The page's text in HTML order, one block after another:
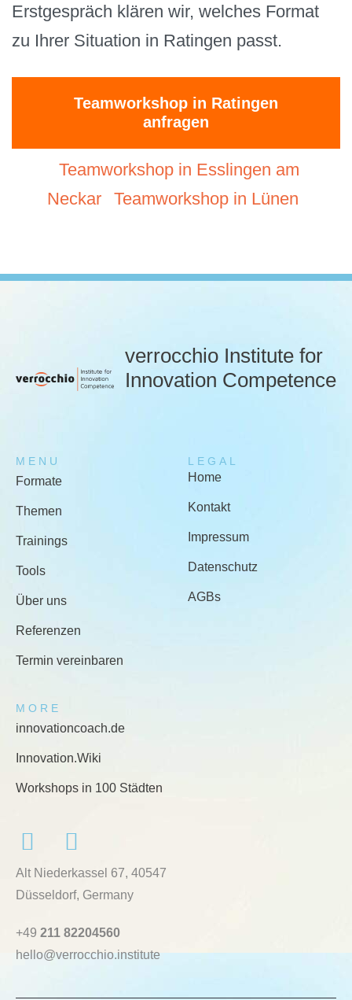
Erstgespräch klären wir, welches Format
zu Ihrer Situation in Ratingen passt.
Teamworkshop in Ratingen
anfragen
Teamworkshop in Esslingen am
Neckar
Teamworkshop in Lünen
verrocchio Institute for
Innovation Competence
MENU
Formate
Themen
Trainings
Tools
Über uns
Referenzen
Termin vereinbaren
LEGAL
Home
Kontakt
Impressum
Datenschutz
AGBs
MORE
innovationcoach.de
Innovation.Wiki
Workshops in 100 Städten
Alt Niederkassel 67, 40547
Düsseldorf, Germany
+49 211 82204560
hello@verrocchio.institute